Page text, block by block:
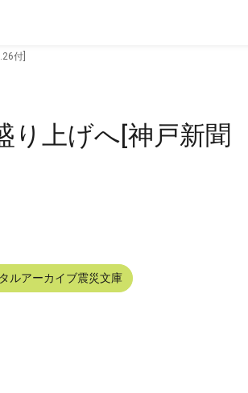
付]
り上げへ[神戸新聞
ルアーカイブ震災文庫